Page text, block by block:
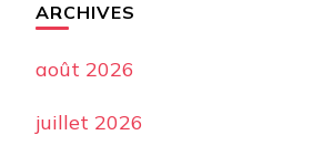
ARCHIVES
août 2026
juillet 2026